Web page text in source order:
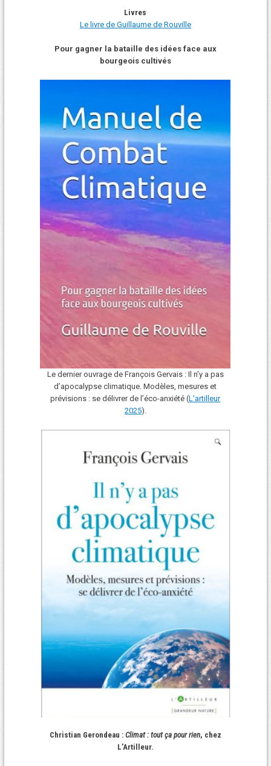
Livres
Le livre de Guillaume de Rouville
Pour gagner la bataille des idées face aux
bourgeois cultivés
Le dernier ouvrage de François Gervais : Il n’y a pas
d’apocalypse climatique. Modèles, mesures et
prévisions : se délivrer de l’éco-anxiété (L'arti lleur
2025).
Christian Gerondeau : Climat : tout ça pour rien, chez
L’Artilleur.